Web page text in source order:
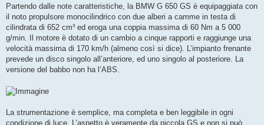
Partendo dalle note caratteristiche, la BMW G 650 GS è equipaggiata con
il noto propulsore monocilindrico con due alberi a camme in testa di
cilindrata di 652 cm³ ed eroga una coppia massima di 60 Nm a 5 000
g/min. Il motore è dotato di un cambio a cinque rapporti e raggiunge una
velocità massima di 170 km/h (almeno così si dice). L’impianto frenante
prevede un disco singolo all’anteriore, ed uno singolo al posteriore. La
versione del babbo non ha l’ABS.
La strumentazione è semplice, ma completa e ben leggibile in ogni
condizione di luce. L’aspetto è veramente da piccola GS e non si può